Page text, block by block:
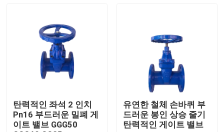
탄력 있는 자리 문짝 밸브
연성 주철 문짝 밸브
무쇠 Ｙ 필터
탄력적인 좌석 2 인치
Pn16 부드러운 밀폐 게
이트 밸브 GGG50
유연한 철체 손바퀴 부
드러운 봉인 상승 줄기
탄력적인 게이트 밸브